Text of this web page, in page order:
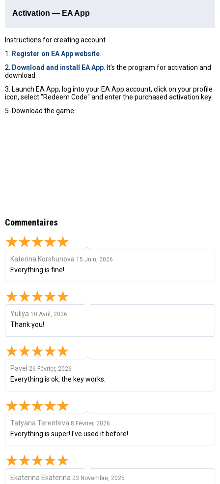
Activation — EA App
Instructions for creating account
1.
Register on EA App website
2.
Download and install EA App . It’s the program for activation and
download.
3. Launch EA App, log into your EA App account, click on your profile
icon, select "Redeem Code" and enter the purchased activation key.
5. Download the game.
Commentaires
Katerina Korshunova 15 Juin, 2026
Everything is fine!
Yuliya 10 Avril, 2026
Thank you!
Pavel 26 Février, 2026
Everything is ok, the key works.
Tatyana Terenteva 8 Février, 2026
Everything is super! I've used it before!
Ekaterina Ekaterina 23 Novembre, 2025